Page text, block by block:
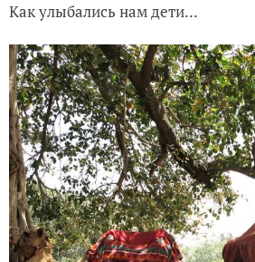
Как улыбались нам дети...